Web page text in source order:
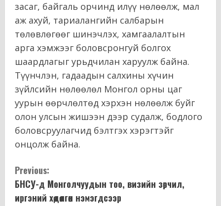
засаг, байгаль орчинд илүү нөлөөлж, мал
аж ахуй, тариалангийн салбарын
төлөвлөгөөг шинэчлэх, хамгаалалтын
арга хэмжээг боловсронгуй болгох
шаардлагыг урьдчилан харуулж байна.
Түүнчлэн, гадаадын салхины хүчин
зүйлсийн нөлөөлөл Монгол орны цаг
уурын өөрчлөлтөд хэрхэн нөлөөлж буйг
олон улсын жишээн дээр судалж, бодлого
боловсруулагчид бэлтгэх хэрэгтэйг
онцолж байна.
C
o
Previous:
БНСУ-д Монголчуудын тоо, визийн зөрчил,
иргэний хөдөлгөөн нэмэгдсээр